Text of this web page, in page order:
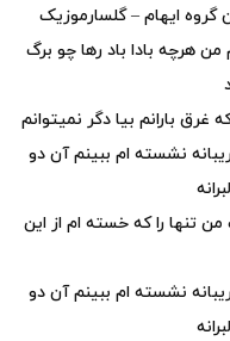
گروه ایهام – گلسارموزیک
من هرچه بادا باد رها چو برگ
بارانم بیا دگر نمیتوانم
نشسته ام ببینم آن دو
من تنها را که خسته ام از این
نشسته ام ببینم آن دو